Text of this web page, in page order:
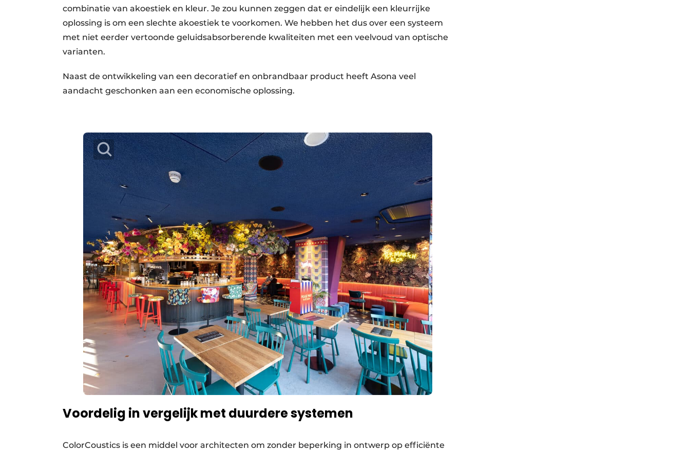
combinatie van akoestiek en kleur. Je zou kunnen zeggen dat er eindelijk een kleurrijke
oplossing is om een slechte akoestiek te voorkomen. We hebben het dus over een systeem
met niet eerder vertoonde geluidsabsorberende kwaliteiten met een veelvoud van optische
varianten.
Naast de ontwikkeling van een decoratief en onbrandbaar product heeft Asona veel
aandacht geschonken aan een economische oplossing.
Voordelig in vergelijk met duurdere systemen
ColorCoustics is een middel voor architecten om zonder beperking in ontwerp op efficiënte